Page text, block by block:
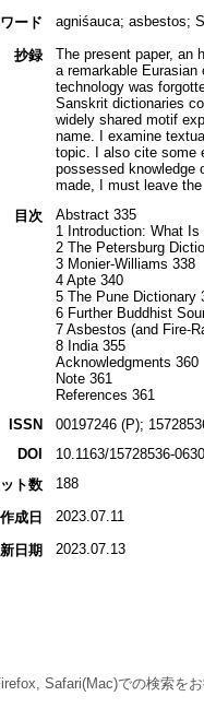
ード agniśauca; asbestos;
抄録
The present paper, an
a remarkable
technology was
Sanskrit dictionaries
widely shared motif
name. I examine
topic. I also cite some
possessed knowledge
made, I must leave
目次
Abstract 335
1 Introduction: What Is
2 The Petersburg
3 Monier-Williams 338
4 Apte 340
5 The Pune Dictionary
6 Further Buddhist
7 Asbestos (and Fire-
8 India 355
Acknowledgments 360
Note 361
References 361
ISSN
00197246 (P);
DOI
10.1163/15728536-
ト数
188
作成日 2023.07.11
日期 2023.07.13
Safari(Mac)での検索を